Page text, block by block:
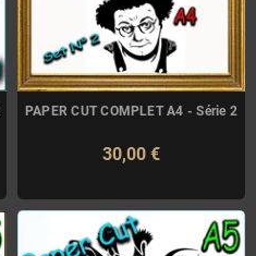
PAPER CUT COMPLET A4 - Série 2
30,00 €